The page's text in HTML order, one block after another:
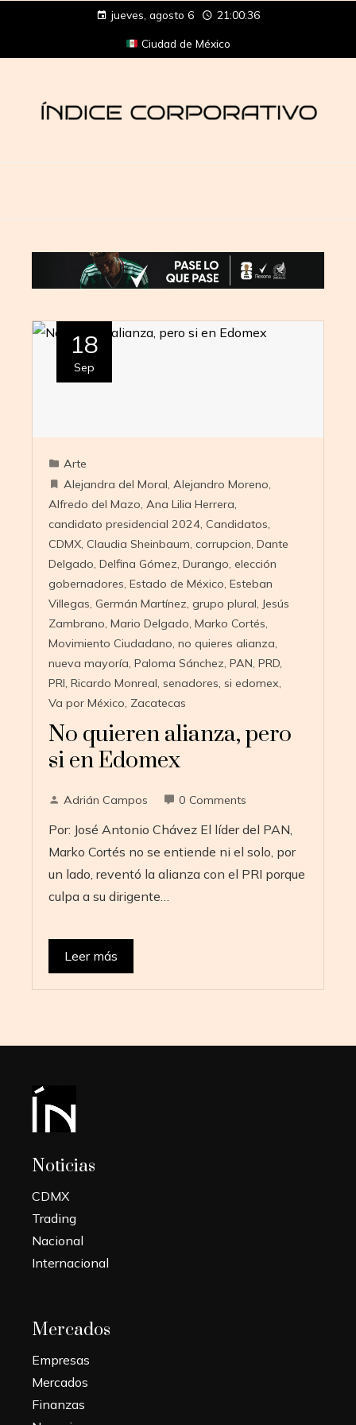
jueves, agosto 6 21:00:36
Ciudad de México
18
Sep
Arte
Alejandra del Moral, Alejandro Moreno,
Alfredo del Mazo, Ana Lilia Herrera,
candidato presidencial 2024, Candidatos,
CDMX, Claudia Sheinbaum, corrupcion, Dante
Delgado, Delfina Gómez, Durango, elección
gobernadores, Estado de México, Esteban
Villegas, Germán Martínez, grupo plural, Jesús
Zambrano, Mario Delgado, Marko Cortés,
Movimiento Ciudadano, no quieres alianza,
nueva mayoría, Paloma Sánchez, PAN, PRD,
PRI, Ricardo Monreal, senadores, si edomex,
Va por México, Zacatecas
No quieren alianza, pero
si en Edomex
Adrián Campos 0 Comments
Por: José Antonio Chávez El líder del PAN,
Marko Cortés no se entiende ni el solo, por
un lado, reventó la alianza con el PRI porque
culpa a su dirigente…
Leer más
Noticias
CDMX
Trading
Nacional
Internacional
Mercados
Empresas
Mercados
Finanzas